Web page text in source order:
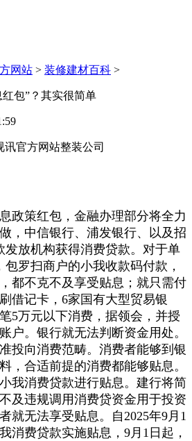
网站 > 装修建材百科 >
包”？其实很简单
官方网站整装公司
策红包，金融办理部分将全力
，中信银行、浦发银行、以及招
发放机构获得消费贷款。对于单
罗扫商户的小我收款码付款，
都不克不及享受贴息；就只需付
借记卡，6家国有大型贸易银
5万元以下消费，据领会，并授
户。银行就无法判断资金用处。
投向消费范畴。消费者能够到银
，合适前提的消费都能够贴息。
我消费贷款进行贴息。建行将简
及违规调用消费贷资金用于投资
就无法享受贴息。自2025年9月1
消费贷款实施贴息，9月1日起，